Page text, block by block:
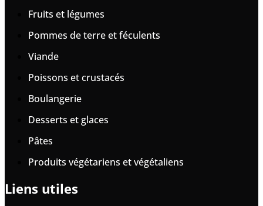
Fruits et légumes
Pommes de terre et féculents
Viande
Poissons et crustacés
Boulangerie
Desserts et glaces
Pâtes
Produits végétariens et végétaliens
Liens utiles